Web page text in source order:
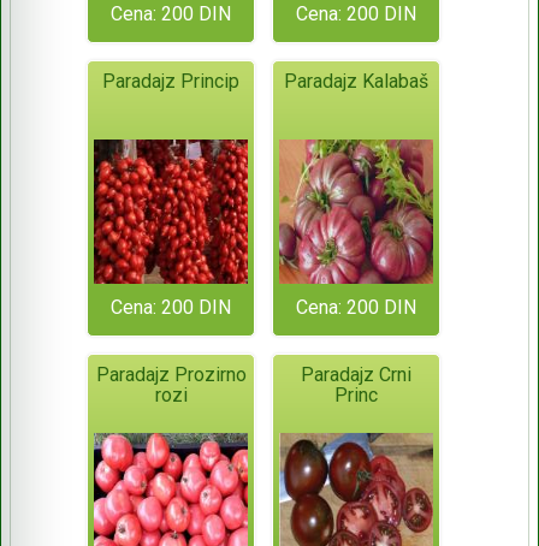
Cena: 200 DIN Cena: 200 DIN
Paradajz Princip
Cena: 200 DIN
Paradajz Kalabaš
Cena: 200 DIN
Paradajz Prozirno
rozi
Paradajz Crni
Princ